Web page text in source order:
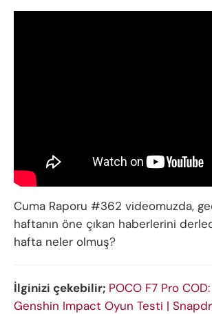
Cuma Raporu #362 videomuzda,
haftanın öne çıkan haberlerini
hafta neler olmuş?
İlginizi çekebilir; POCO F7 Pro
Genshin Impact Oyun Testi |